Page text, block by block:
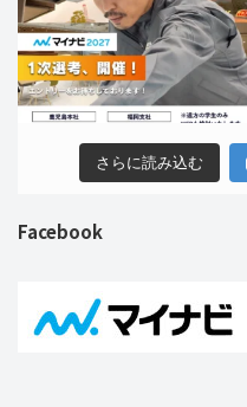
さらに読み込む
Facebook